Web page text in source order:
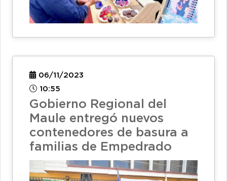
06/11/2023
10:55
Gobierno Regional del
Maule entregó nuevos
contenedores de basura a
familias de Empedrado